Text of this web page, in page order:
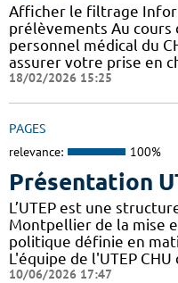
Afficher le filtrage
prélèvements Au cours
personnel médical du
assurer votre prise en
18/02/2026 15:25
PAGES
relevance: 100%
Présentation
L’UTEP est une
Montpellier de la mise
politique définie en
L'équipe de l'UTEP
10/06/2026 17:47